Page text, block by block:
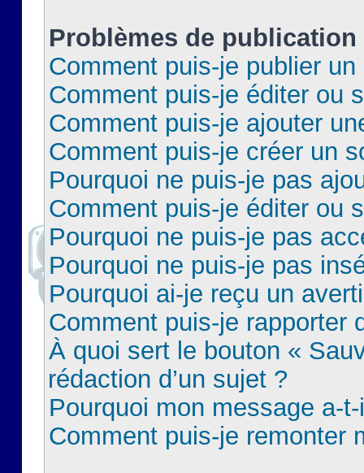
Problèmes de publication
Comment puis-je publier
Comment puis-je éditer ou
Comment puis-je ajouter
Comment puis-je créer un
Pourquoi ne puis-je pas
Comment puis-je éditer ou
Pourquoi ne puis-je pas
Pourquoi ne puis-je pas
Pourquoi ai-je reçu un
Comment puis-je rapporter
À quoi sert le bouton «
rédaction d’un sujet ?
Pourquoi mon message a-
Comment puis-je remonter